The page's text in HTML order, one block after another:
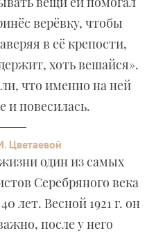
верёвку, чтобы
в её крепости,
хоть вешайся».
что именно на ней
и повесилась.
Цветаевой
жизни один из самых
Серебряного века
лет. Весной 1921 г. он
после у него